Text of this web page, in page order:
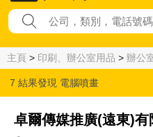
主頁 > 印刷、辦公室用品 > 辦公
7 結果發現 電腦噴畫
卓爾傳媒推廣(遠東)有